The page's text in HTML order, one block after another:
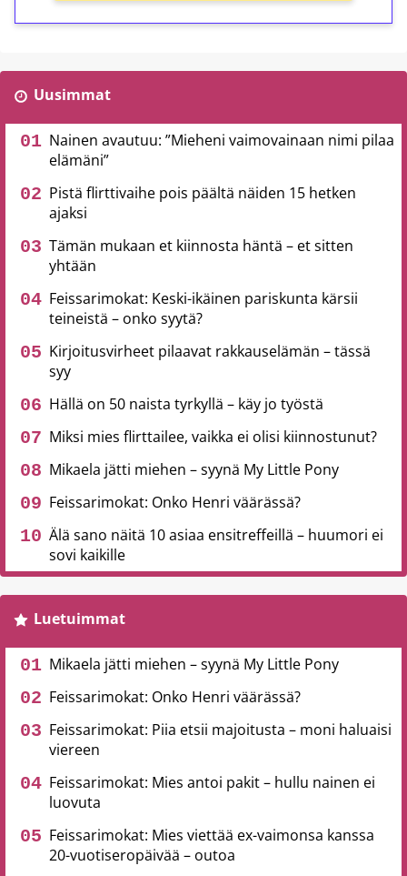
Uusimmat
Nainen avautuu: ”Mieheni vaimovainaan nimi pilaa
elämäni”
Pistä flirttivaihe pois päältä näiden 15 hetken
ajaksi
Tämän mukaan et kiinnosta häntä – et sitten
yhtään
Feissarimokat: Keski-ikäinen pariskunta kärsii
teineistä – onko syytä?
Kirjoitusvirheet pilaavat rakkauselämän – tässä
syy
Hällä on 50 naista tyrkyllä – käy jo työstä
Miksi mies flirttailee, vaikka ei olisi kiinnostunut?
Mikaela jätti miehen – syynä My Little Pony
Feissarimokat: Onko Henri väärässä?
Älä sano näitä 10 asiaa ensitreffeillä – huumori ei
sovi kaikille
Luetuimmat
Mikaela jätti miehen – syynä My Little Pony
Feissarimokat: Onko Henri väärässä?
Feissarimokat: Piia etsii majoitusta – moni haluaisi
viereen
Feissarimokat: Mies antoi pakit – hullu nainen ei
luovuta
Feissarimokat: Mies viettää ex-vaimonsa kanssa
20-vuotiseropäivää – outoa